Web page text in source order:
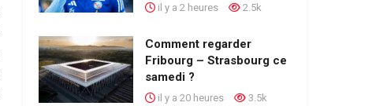
il y a 2 heures 2.5k
Comment regarder
Fribourg – Strasbourg ce
samedi ?
il y a 20 heures 3.5k